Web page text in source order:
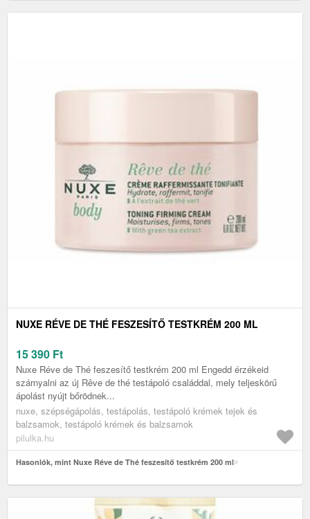
NUXE RÉVE DE THÉ FESZESÍTŐ TESTKRÉM 200 ML
15 390 Ft
Nuxe Réve de Thé feszesítő testkrém 200 ml Engedd érzékeid
szárnyalni az új Rêve de thé testápoló családdal, mely teljeskörű
ápolást nyújt bőrödnek...
nuxe, szépségápolás, testápolás, testápoló krémek tejek és
balzsamok, testápoló krémek és balzsamok
pilulka.hu
Hasonlók, mint Nuxe Réve de Thé feszesítő testkrém 200 ml